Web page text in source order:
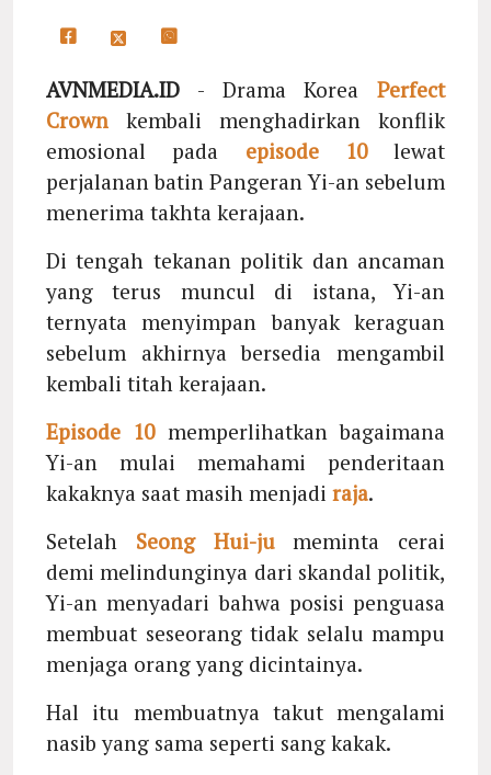
AVNMEDIA.ID - Drama Korea Perfect
Crown kembali menghadirkan konflik
emosional pada episode 10lewat
perjalanan batin Pangeran Yi-an sebelum
menerima takhta kerajaan.
Di tengah tekanan politik dan ancaman
yang terus muncul di istana, Yi-an
ternyata menyimpan banyak keraguan
sebelum akhirnya bersedia mengambil
kembali titah kerajaan.
Episode 10memperlihatkan bagaimana
Yi-an mulai memahami penderitaan
kakaknya saat masih menjadi raja.
Setelah Seong Hui-jumeminta cerai
demi melindunginya dari skandal politik,
Yi-an menyadari bahwa posisi penguasa
membuat seseorang tidak selalu mampu
menjaga orang yang dicintainya.
Hal itu membuatnya takut mengalami
nasib yang sama seperti sang kakak.